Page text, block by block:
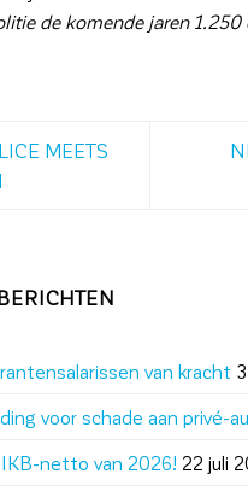
de komende jaren 1.250
MEETS
van kracht
voor schade aan privé-
IKB-netto van 2026! 22 juli